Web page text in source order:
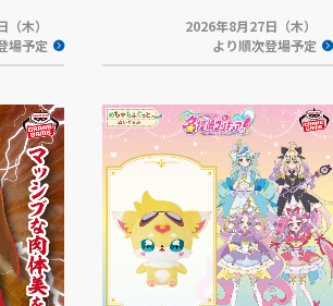
木）
場予定
2026年8月27日（木）
より順次登場予定